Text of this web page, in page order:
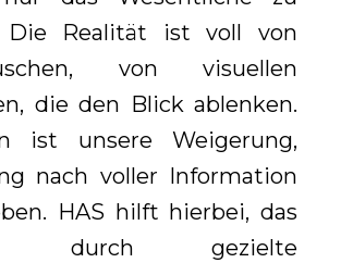
Die Realität ist voll von
von visuellen
die den Blick ablenken.
ist unsere Weigerung,
nach voller Information
HAS hilft hierbei, das
durch gezielte